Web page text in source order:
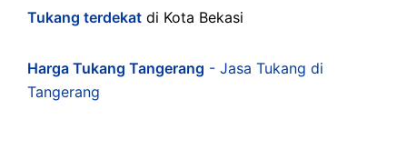
Tukang terdekat di Kota Bekasi
Harga Tukang Tangerang - Jasa Tukang di
Tangerang